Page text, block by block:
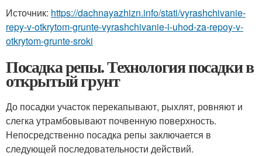
Источник: https://dachnayazhizn.info/stati/vyrashchivanie-
repy-v-otkrytom-grunte-vyrashchivanie-i-uhod-za-repoy-v-
otkrytom-grunte-sroki
Посадка репы. Технология посадки в
открытый грунт
До посадки участок перекапывают, рыхлят, ровняют и
слегка утрамбовывают почвенную поверхность.
Непосредственно посадка репы заключается в
следующей последовательности действий.